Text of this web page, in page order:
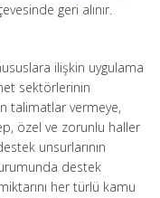
geri alınır.
ilişkin uygulama
sektörlerinin
talimatlar vermeye,
özel ve zorunlu haller
unsurlarının
destek
her türlü kamu